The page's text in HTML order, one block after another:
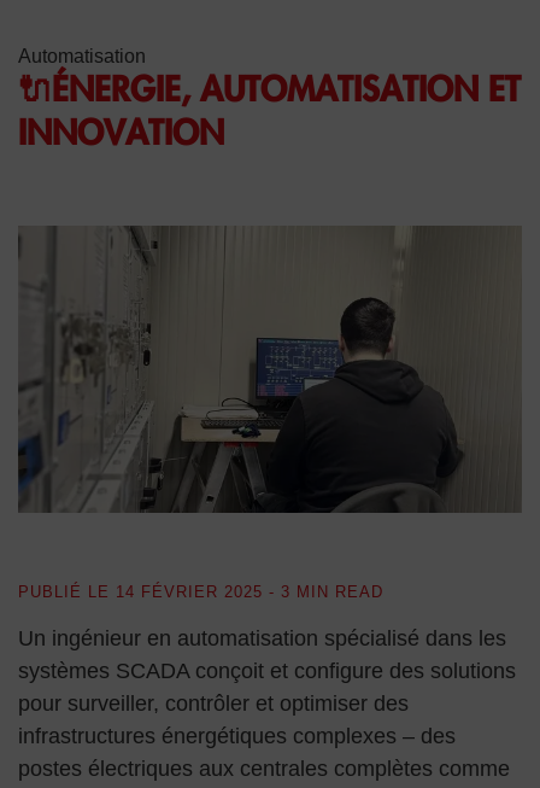
Automatisation
🔌ÉNERGIE, AUTOMATISATION ET
INNOVATION
PUBLIÉ LE 14 FÉVRIER 2025 - 3 MIN READ
Un ingénieur en automatisation spécialisé dans les
systèmes SCADA conçoit et configure des solutions
pour surveiller, contrôler et optimiser des
infrastructures énergétiques complexes – des
postes électriques aux centrales complètes comme